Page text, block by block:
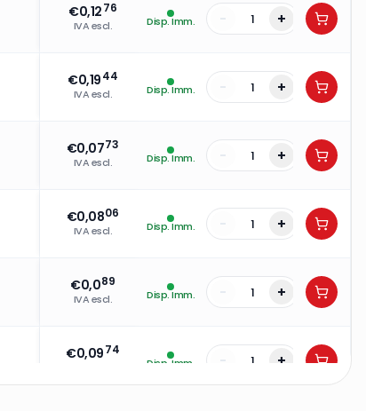
€0,1276
IVA escl.
Disp. Imm. - +
€0,1944
IVA escl.
Disp. Imm. - +
€0,0773
IVA escl.
Disp. Imm. - +
€0,0806
IVA escl.
Disp. Imm. - +
€0,089
IVA escl.
Disp. Imm. - +
€0,0974
Disp. Imm. - +